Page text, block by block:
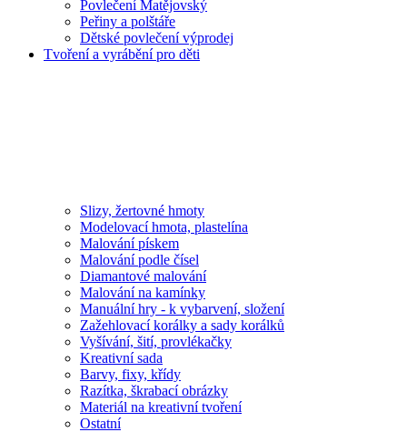
Povlečení Matějovský
Peřiny a polštáře
Dětské povlečení výprodej
Tvoření a vyrábění pro děti
Slizy, žertovné hmoty
Modelovací hmota, plastelína
Malování pískem
Malování podle čísel
Diamantové malování
Malování na kamínky
Manuální hry - k vybarvení, složení
Zažehlovací korálky a sady korálků
Vyšívání, šití, provlékačky
Kreativní sada
Barvy, fixy, křídy
Razítka, škrabací obrázky
Materiál na kreativní tvoření
Ostatní